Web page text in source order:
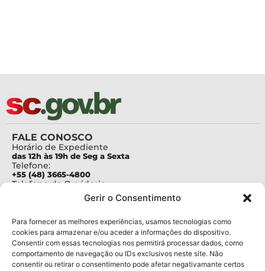
Gerir o Consentimento
Para fornecer as melhores experiências, usamos tecnologias como
cookies para armazenar e/ou aceder a informações do dispositivo.
Consentir com essas tecnologias nos permitirá processar dados, como
comportamento de navegação ou IDs exclusivos neste site. Não
consentir ou retirar o consentimento pode afetar negativamante certos
FALE CONOSCO
Horário de Expediente
das 12h às 19h de Seg a Sexta
Telefone:
+55 (48) 3665-4800
Telefone da Ouvidoria
Para assuntos relacionados à Pesquisa
pesquisa@fapesc.sc.gov.br
Para assuntos relacionados à Inovação
inovacao@fapesc.sc.gov.br
Para assuntos relacionados à Bolsas
bolsas@fapesc.sc.gov.br